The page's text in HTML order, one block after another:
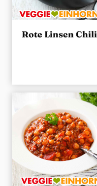
Rote Linsen Chili